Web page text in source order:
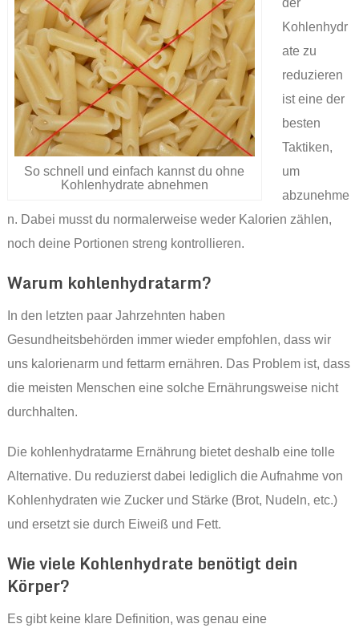
So schnell und einfach kannst du ohne
Kohlenhydrate abnehmen
der
Kohlenhydr
ate zu
reduzieren
ist eine der
besten
Taktiken,
um
abzunehme
n. Dabei musst du normalerweise weder Kalorien zählen,
noch deine Portionen streng kontrollieren.
Warum kohlenhydratarm?
In den letzten paar Jahrzehnten haben
Gesundheitsbehörden immer wieder empfohlen, dass wir
uns kalorienarm und fettarm ernähren. Das Problem ist, dass
die meisten Menschen eine solche Ernährungsweise nicht
durchhalten.
Die kohlenhydratarme Ernährung bietet deshalb eine tolle
Alternative. Du reduzierst dabei lediglich die Aufnahme von
Kohlenhydraten wie Zucker und Stärke (Brot, Nudeln, etc.)
und ersetzt sie durch Eiweiß und Fett.
Wie viele Kohlenhydrate benötigt dein
Körper?
Es gibt keine klare Definition, was genau eine